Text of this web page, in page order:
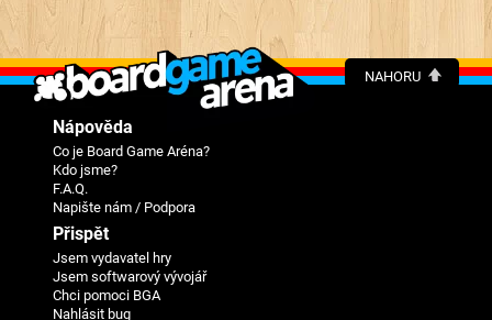
NAHORU
Nápověda
Co je Board Game Aréna?
Kdo jsme?
F.A.Q.
Napište nám / Podpora
Přispět
Jsem vydavatel hry
Jsem softwarový vývojář
Chci pomoci BGA
Nahlásit bug